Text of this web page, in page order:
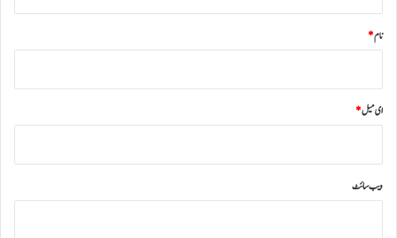
نام*
ای میل*
ویب‌ سائٹ